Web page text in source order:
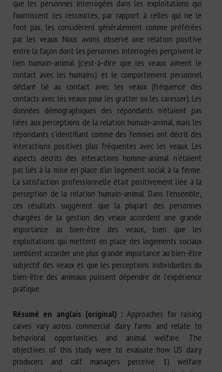
que les personnes interrogées dans les exploitations qui
fournissent ces ressources, par rapport à celles qui ne le
font pas, les considèrent généralement comme préférées
par les veaux. Nous avons observé une relation positive
entre la façon dont les personnes interrogées perçoivent le
lien humain-animal (c’est-à-dire que les veaux aiment le
contact avec les humains) et le comportement personnel
déclaré lié au contact avec les veaux (fréquence des
contacts avec les veaux pour les gratter ou les caresser). Les
données démographiques des répondants n’étaient pas
liées aux perceptions de la relation humain-animal, mais les
répondants s’identifiant comme des femmes ont décrit des
interactions positives plus fréquentes avec les veaux. Les
aspects décrits des interactions homme-animal n’étaient
pas liés à la mise en place d’un logement social à la ferme.
La satisfaction professionnelle était positivement liée à la
perception de la relation humain-animal. Dans l’ensemble,
ces résultats suggèrent que la plupart des personnes
chargées de la gestion des veaux accordent une grande
importance au bien-être des veaux, bien que les
exploitations qui mettent en place des logements sociaux
semblent accorder une plus grande importance au bien-être
subjectif des veaux et que les perceptions individuelles du
bien-être des animaux puissent dépendre de l’expérience
pratique.
Résumé en anglais (original) :Approaches for raising
calves vary across commercial dairy farms and relate to
behavioral opportunities and animal welfare. The
objectives of this study were to evaluate how US dairy
producers and calf managers perceive 1) welfare